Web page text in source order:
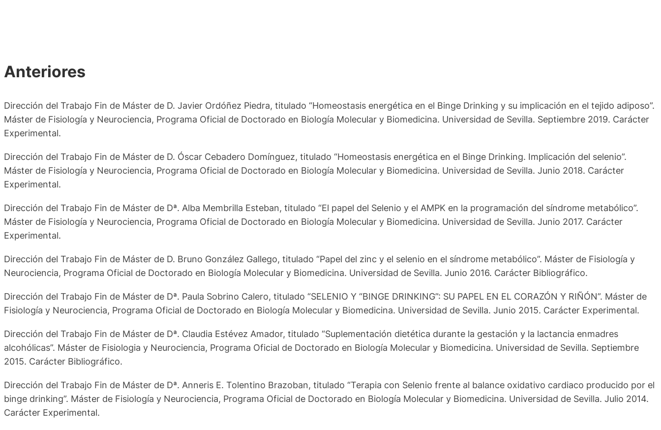
Anteriores
Dirección del Trabajo Fin de Máster de D. Javier Ordóñez Piedra, titulado “Homeostasis energética en el Binge Drinking y su implicación en el tejido adiposo”.
Máster de Fisiología y Neurociencia, Programa Oficial de Doctorado en Biología Molecular y Biomedicina. Universidad de Sevilla. Septiembre 2019. Carácter
Experimental.
Dirección del Trabajo Fin de Máster de D. Óscar Cebadero Domínguez, titulado “Homeostasis energética en el Binge Drinking. Implicación del selenio”.
Máster de Fisiología y Neurociencia, Programa Oficial de Doctorado en Biología Molecular y Biomedicina. Universidad de Sevilla. Junio 2018. Carácter
Experimental.
Dirección del Trabajo Fin de Máster de Dª. Alba Membrilla Esteban, titulado “El papel del Selenio y el AMPK en la programación del síndrome metabólico”.
Máster de Fisiología y Neurociencia, Programa Oficial de Doctorado en Biología Molecular y Biomedicina. Universidad de Sevilla. Junio 2017. Carácter
Experimental.
Dirección del Trabajo Fin de Máster de D. Bruno González Gallego, titulado “Papel del zinc y el selenio en el síndrome metabólico”. Máster de Fisiología y
Neurociencia, Programa Oficial de Doctorado en Biología Molecular y Biomedicina. Universidad de Sevilla. Junio 2016. Carácter Bibliográfico.
Dirección del Trabajo Fin de Máster de Dª. Paula Sobrino Calero, titulado “SELENIO Y “BINGE DRINKING”: SU PAPEL EN EL CORAZÓN Y RIÑÓN”. Máster de
Fisiología y Neurociencia, Programa Oficial de Doctorado en Biología Molecular y Biomedicina. Universidad de Sevilla. Junio 2015. Carácter Experimental.
Dirección del Trabajo Fin de Máster de Dª. Claudia Estévez Amador, titulado “Suplementación dietética durante la gestación y la lactancia enmadres
alcohólicas”. Máster de Fisiologia y Neurociencia, Programa Oficial de Doctorado en Biología Molecular y Biomedicina. Universidad de Sevilla. Septiembre
2015. Carácter Bibliográfico.
Dirección del Trabajo Fin de Máster de Dª. Anneris E. Tolentino Brazoban, titulado “Terapia con Selenio frente al balance oxidativo cardiaco producido por el
binge drinking”. Máster de Fisiología y Neurociencia, Programa Oficial de Doctorado en Biología Molecular y Biomedicina. Universidad de Sevilla. Julio 2014.
Carácter Experimental.